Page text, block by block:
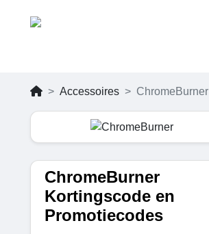
Accessoires ChromeBurner
ChromeBurner
Kortingscode en
Promotiecodes